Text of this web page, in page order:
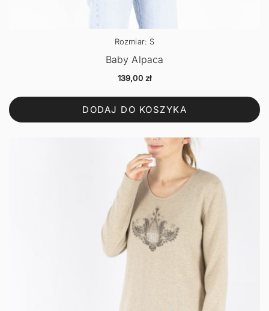
Rozmiar: S
Baby Alpaca
139,00 zł
DODAJ DO KOSZYKA